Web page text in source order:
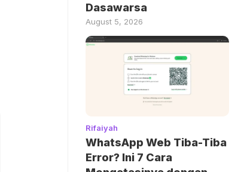
Dasawarsa
August 5, 2026
Rifaiyah
WhatsApp Web Tiba-Tiba
Error? Ini 7 Cara